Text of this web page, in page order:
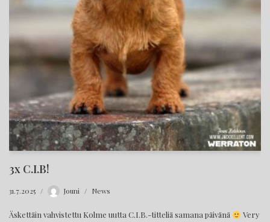
3x C.I.B!
31.7.2025 Jouni News
Äskettäin vahvistettu Kolme uutta C.I.B.-titteliä samana päivänä
Very